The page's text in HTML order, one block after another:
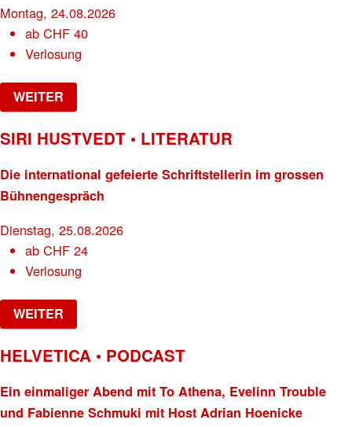
Montag, 24.08.2026
abCHF 40
Verlosung
WEITER
SIRI HUSTVEDT • LITERATUR
Die international gefeierte Schriftstellerin im grossen
Bühnengespräch
Dienstag, 25.08.2026
abCHF 24
Verlosung
WEITER
HELVETICA • PODCAST
Ein einmaliger Abend mit To Athena, Evelinn Trouble
und Fabienne Schmuki mit Host Adrian Hoenicke